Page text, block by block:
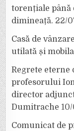
torențiale până
dimineață. 22/
Casă de
utilată și
Regrete eterne
profesorului
director
Dumitrache
Comunicat de